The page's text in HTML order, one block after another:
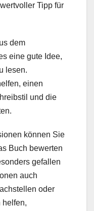
Tipp für
dem
eine gute Idee,
lesen.
einen
und die
können Sie
Buch bewerten
gefallen
auch
oder
helfen,